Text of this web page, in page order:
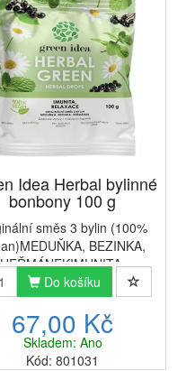
Idea Herbal bylinné
bonbony 100 g
směs 3 bylin (100%
BEZINKA,
HEŘMÁNEKIMUNITA,
lepku, bez
bez umělých barviv, bez
látek, GMO
bonbóny Herbal
green obsahují extrak...
Do košíku
67,00 Kč
Skladem: Ano
Kód: 801031